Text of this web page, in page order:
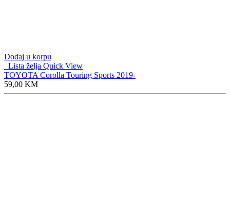
Dodaj u korpu
Lista želja Quick View
TOYOTA Corolla Touring Sports 2019-
59,00 KM